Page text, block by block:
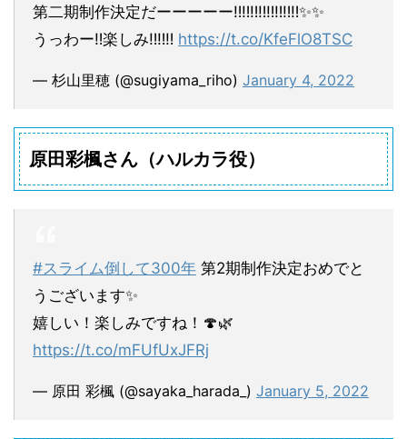
第二期制作決定だーーーーー‼️‼️‼️‼️‼️‼️‼️‼️✨✨
うっわー‼️楽しみ‼️‼️‼️ https://t.co/KfeFlO8TSC
— 杉山里穂 (@sugiyama_riho) January 4, 2022
原田彩楓さん（ハルカラ役）
#スライム倒して300年 第2期制作決定おめでと
うございます✨
嬉しい！楽しみですね！🍄🌿
https://t.co/mFUfUxJFRj
— 原田 彩楓 (@sayaka_harada_) January 5, 2022